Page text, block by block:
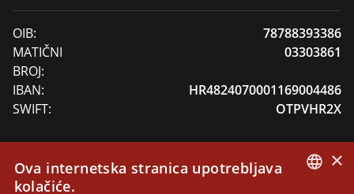
OIB:
78788393386
MATIČNI
BROJ:
03303861
IBAN:
HR4824070001169004486
SWIFT:
OTPVHR2X
DONACIJE
×
Ova internetska stranica upotrebljava
kolačiće.